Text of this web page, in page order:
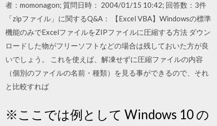
者：momonagon; 質問日時： 2004/01/15 10:42; 回答数：3件
「zipファイル」に関するQ&A： 【Excel VBA】Windowsの標準
機能のみでExcelファイルをZIPファイルに圧縮する方法 ダウン
ロードした物がフリーソフトなどの場合は残しておいた方が良
いでしょう。 これを使えば、解凍せずに圧縮ファイルの内容
（個別のファイルの名前・種類）を見る事ができるので、それ
と比較すれば
※ここでは例として Windows 10 の